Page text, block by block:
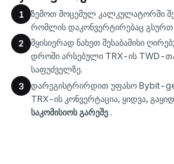
1
ზემოთ მოცემულ კალკულატორში
რომლის დაკონვერტირებაც
2
მყისიერად ნახეთ შესაბამისი
დროში არსებული TRX-ის TWD-
საფუძველზე.
3
დარეგისტრირდით უფასო Bybit-
TRX-ის კონვერტაცია, ყიდვა,
საკომისიოს გარეშე .